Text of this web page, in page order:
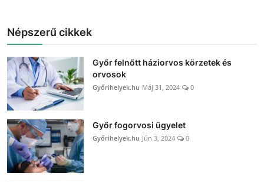
Népszerű cikkek
Győr felnőtt háziorvos körzetek és
orvosok
Győrihelyek.hu Máj 31, 2024 0
Győr fogorvosi ügyelet
Győrihelyek.hu Jún 3, 2024 0